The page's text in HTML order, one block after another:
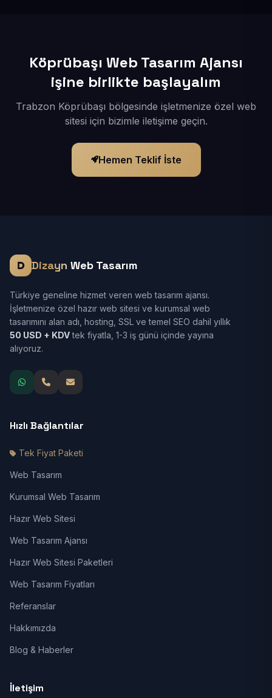
Köprübaşı Web Tasarım Ajansı
işine birlikte başlayalım
Trabzon Köprübaşı bölgesinde işletmenize özel web
sitesi için bizimle iletişime geçin.
Hemen Teklif İste
Dizayn Web Tasarım
Türkiye geneline hizmet veren web tasarım ajansı.
İşletmenize özel hazır web sitesi ve kurumsal web
tasarımını alan adı, hosting, SSL ve temel SEO dahil yıllık
50 USD + KDVtek fiyatla, 1-3 iş günü içinde yayına
alıyoruz.
Hızlı Bağlantılar
Tek Fiyat Paketi
Web Tasarım
Kurumsal Web Tasarım
Hazır Web Sitesi
Web Tasarım Ajansı
Hazır Web Sitesi Paketleri
Web Tasarım Fiyatları
Referanslar
Hakkımızda
Blog & Haberler
İletişim